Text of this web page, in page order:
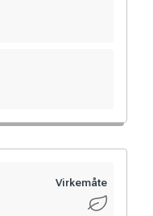
Virkemåte